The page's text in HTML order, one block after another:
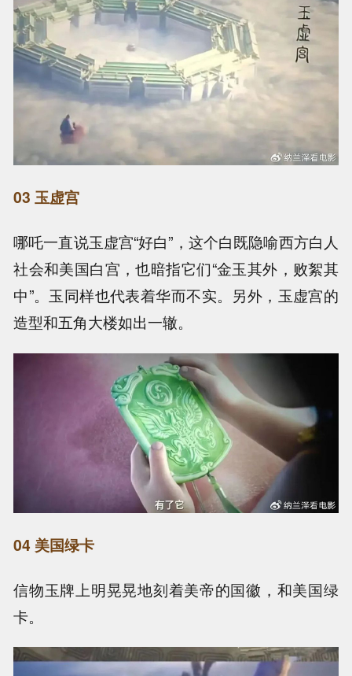
03 玉虚宫
哪吒一直说玉虚宫“好白”，这个白既隐喻西方白人
社会和美国白宫，也暗指它们“金玉其外，败絮其
中”。玉同样也代表着华而不实。另外，玉虚宫的
造型和五角大楼如出一辙。
04 美国绿卡
信物玉牌上明晃晃地刻着美帝的国徽，和美国绿
卡。